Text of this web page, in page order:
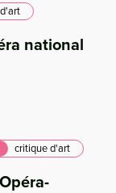
national
critique d'art